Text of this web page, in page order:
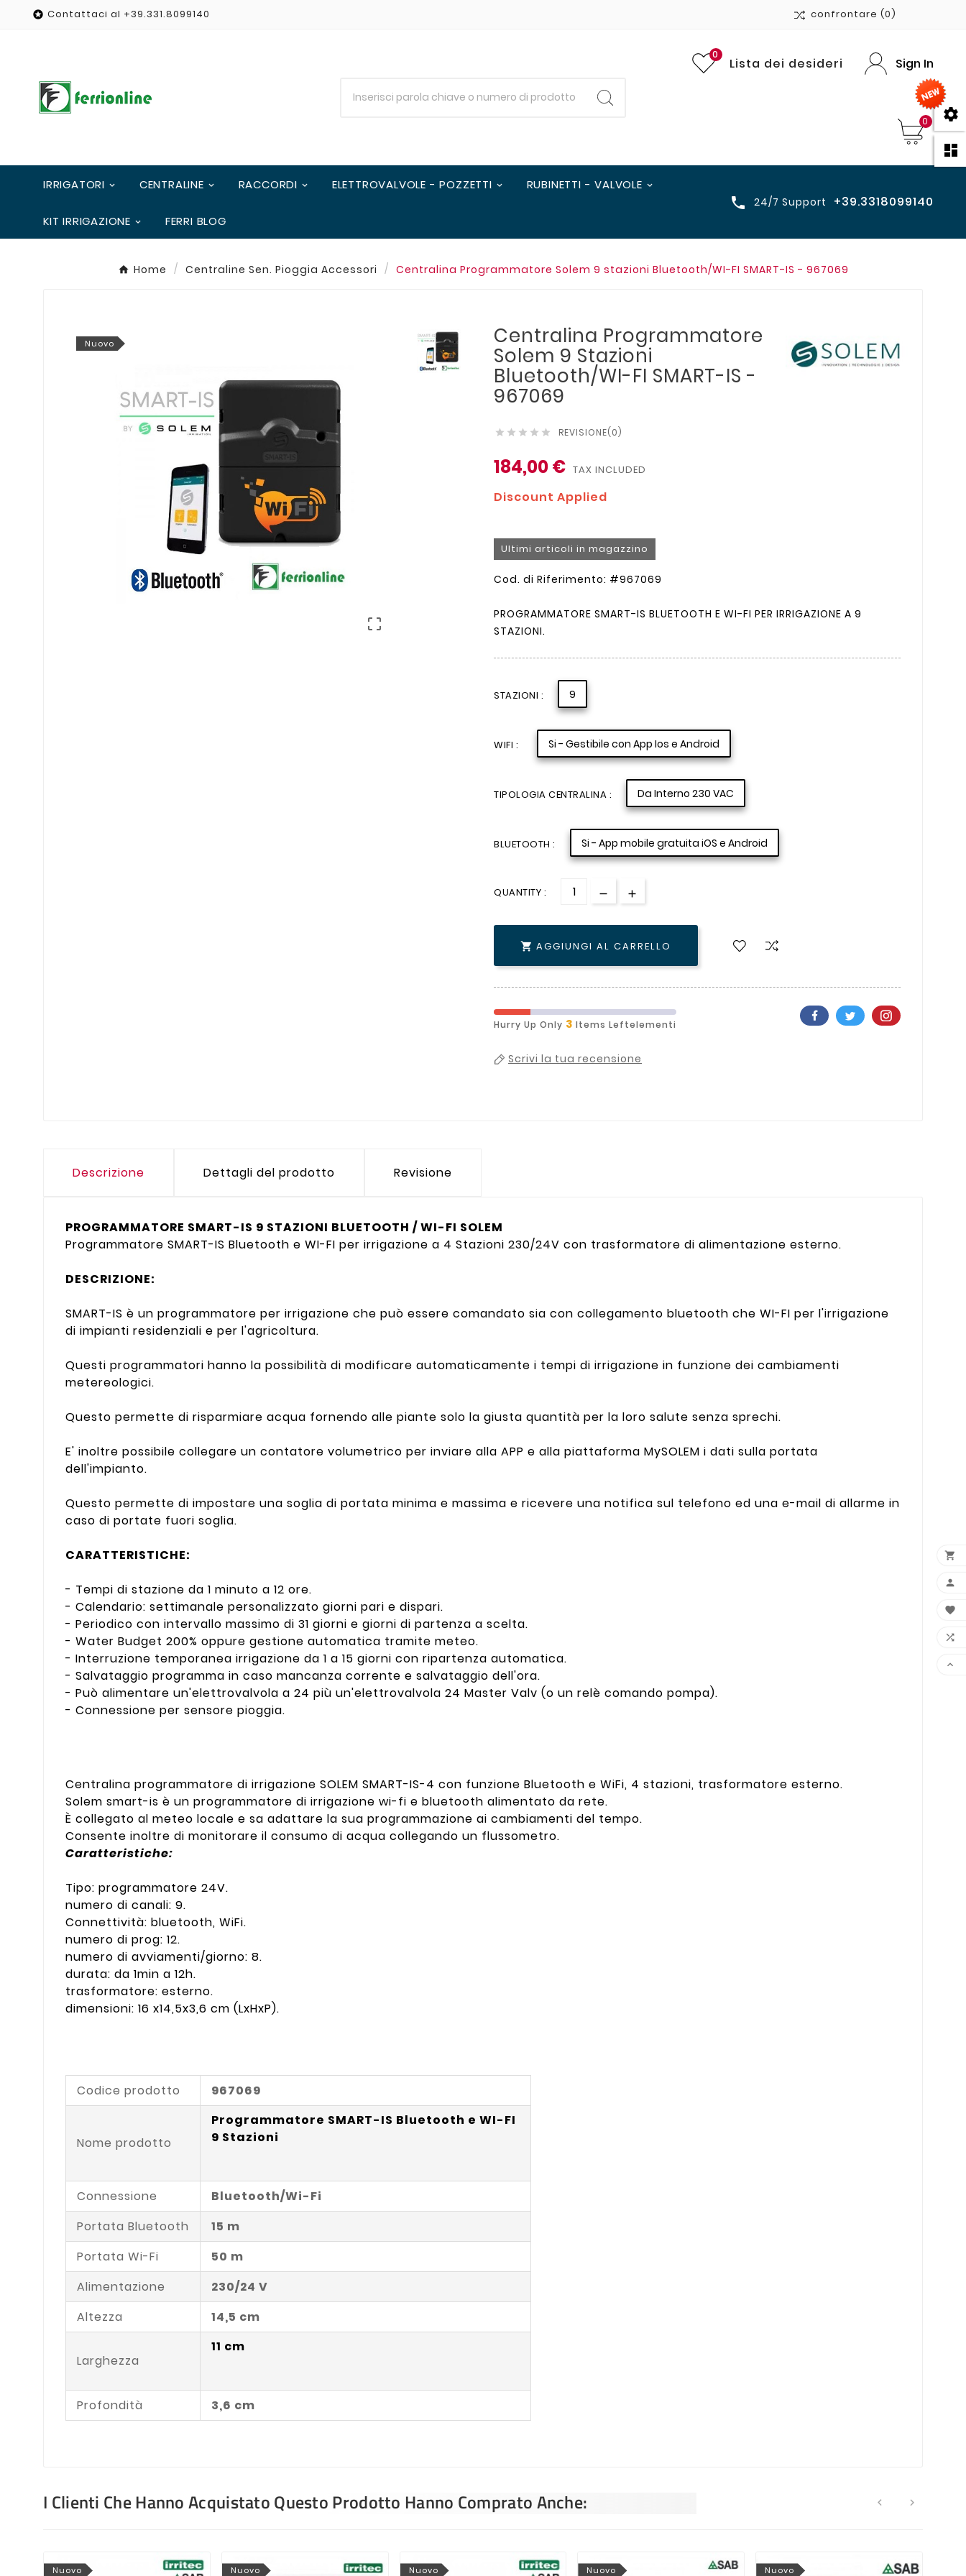


 Contattaci al +39.331.8099140 confrontare (0)
Lista dei desideri
0
Sign In
0
IRRIGATORI CENTRALINE RACCORDI ELETTROVALVOLE - POZZETTI RUBINETTI - VALVOLE
KIT IRRIGAZIONE FERRI BLOG
 24/7 Support +39.3318099140
Home Centraline Sen. Pioggia Accessori Centralina Programmatore Solem 9 stazioni Bluetooth/WI-FI SMART-IS - 967069
Nuovo

Centralina Programmatore
Solem 9 Stazioni
Bluetooth/WI-FI SMART-IS -
967069
     REVISIONE(0)
184,00 € TAX INCLUDED
Discount Applied
Ultimi articoli in magazzino
Cod. di Riferimento: #967069
PROGRAMMATORE SMART-IS BLUETOOTH E WI-FI PER IRRIGAZIONE A 9
STAZIONI.
STAZIONI : 9
WIFI : Si - Gestibile con App Ios e Android
TIPOLOGIA CENTRALINA : Da Interno 230 VAC
BLUETOOTH : Si - App mobile gratuita iOS e Android
QUANTITY :
 AGGIUNGI AL CARRELLO
Hurry Up Only 3 Items Leftelementi
Scrivi la tua recensione
Descrizione Dettagli del prodotto Revisione
PROGRAMMATORE SMART-IS 9 STAZIONI BLUETOOTH / WI-FI SOLEM
Programmatore SMART-IS Bluetooth e WI-FI per irrigazione a 4 Stazioni 230/24V con trasformatore di alimentazione esterno.
DESCRIZIONE:
SMART-IS è un programmatore per irrigazione che può essere comandato sia con collegamento bluetooth che WI-FI per l'irrigazione
di impianti residenziali e per l'agricoltura.
Questi programmatori hanno la possibilità di modificare automaticamente i tempi di irrigazione in funzione dei cambiamenti
metereologici.
Questo permette di risparmiare acqua fornendo alle piante solo la giusta quantità per la loro salute senza sprechi.
E' inoltre possibile collegare un contatore volumetrico per inviare alla APP e alla piattaforma MySOLEM i dati sulla portata
dell'impianto.
Questo permette di impostare una soglia di portata minima e massima e ricevere una notifica sul telefono ed una e-mail di allarme in
caso di portate fuori soglia.
CARATTERISTICHE:
- Tempi di stazione da 1 minuto a 12 ore.
- Calendario: settimanale personalizzato giorni pari e dispari.
- Periodico con intervallo massimo di 31 giorni e giorni di partenza a scelta.
- Water Budget 200% oppure gestione automatica tramite meteo.
- Interruzione temporanea irrigazione da 1 a 15 giorni con ripartenza automatica.
- Salvataggio programma in caso mancanza corrente e salvataggio dell'ora.
- Può alimentare un'elettrovalvola a 24 più un'elettrovalvola 24 Master Valv (o un relè comando pompa).
- Connessione per sensore pioggia.
Centralina programmatore di irrigazione SOLEM SMART-IS-4 con funzione Bluetooth e WiFi, 4 stazioni, trasformatore esterno.
Solem smart-is è un programmatore di irrigazione wi-fi e bluetooth alimentato da rete.
È collegato al meteo locale e sa adattare la sua programmazione ai cambiamenti del tempo.
Consente inoltre di monitorare il consumo di acqua collegando un flussometro.
Caratteristiche:
Tipo: programmatore 24V.
numero di canali: 9.
Connettività: bluetooth, WiFi.
numero di prog: 12.
numero di avviamenti/giorno: 8.
durata: da 1min a 12h.
trasformatore: esterno.
dimensioni: 16 x14,5x3,6 cm (LxHxP).
Codice prodotto 967069
Nome prodotto
Programmatore SMART-IS Bluetooth e WI-FI
9 Stazioni
Connessione
Bluetooth/Wi-Fi
Portata Bluetooth
15 m
Portata Wi-Fi
50 m
Alimentazione
230/24 V
Altezza
14,5 cm
Larghezza
11 cm
Profondità 3,6 cm
I Clienti Che Hanno Acquistato Questo Prodotto Hanno Comprato Anche:  
Nuovo Nuovo Nuovo Nuovo Nuovo




